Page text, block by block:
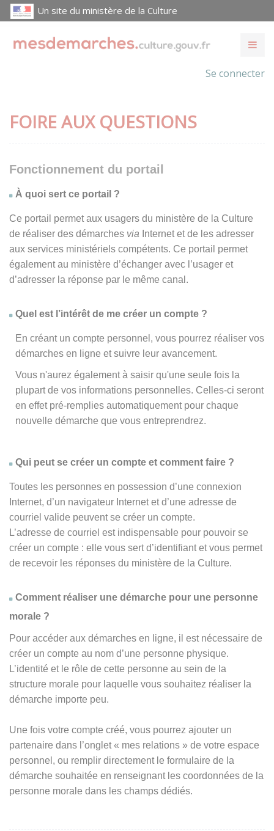
Un site du ministère de la Culture
Se connecter
FOIRE AUX QUESTIONS
Fonctionnement du portail
À quoi sert ce portail ?
Ce portail permet aux usagers du ministère de la Culture
de réaliser des démarches via Internet et de les adresser
aux services ministériels compétents. Ce portail permet
également au ministère d’échanger avec l’usager et
d’adresser la réponse par le même canal.
Quel est l’intérêt de me créer un compte ?
En créant un compte personnel, vous pourrez réaliser vos
démarches en ligne et suivre leur avancement.
Vous n'aurez également à saisir qu'une seule fois la
plupart de vos informations personnelles. Celles-ci seront
en effet pré-remplies automatiquement pour chaque
nouvelle démarche que vous entreprendrez.
Qui peut se créer un compte et comment faire ?
Toutes les personnes en possession d’une connexion
Internet, d’un navigateur Internet et d’une adresse de
courriel valide peuvent se créer un compte.
L’adresse de courriel est indispensable pour pouvoir se
créer un compte : elle vous sert d’identifiant et vous permet
de recevoir les réponses du ministère de la Culture.
Comment réaliser une démarche pour une personne
morale ?
Pour accéder aux démarches en ligne, il est nécessaire de
créer un compte au nom d’une personne physique.
L’identité et le rôle de cette personne au sein de la
structure morale pour laquelle vous souhaitez réaliser la
démarche importe peu.
Une fois votre compte créé, vous pourrez ajouter un
partenaire dans l’onglet « mes relations » de votre espace
personnel, ou remplir directement le formulaire de la
démarche souhaitée en renseignant les coordonnées de la
personne morale dans les champs dédiés.